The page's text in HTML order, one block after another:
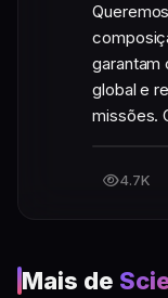
garantam
global e
missões.
4.7K
Mais de